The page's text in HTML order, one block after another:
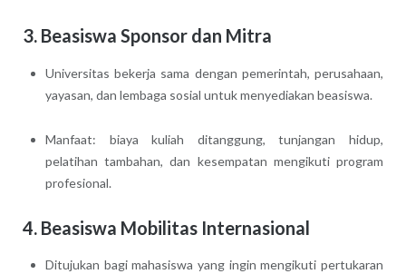
3. Beasiswa Sponsor dan Mitra
Universitas bekerja sama dengan pemerintah, perusahaan,
yayasan, dan lembaga sosial untuk menyediakan beasiswa.
Manfaat: biaya kuliah ditanggung, tunjangan hidup,
pelatihan tambahan, dan kesempatan mengikuti program
profesional.
4. Beasiswa Mobilitas Internasional
Ditujukan bagi mahasiswa yang ingin mengikuti pertukaran